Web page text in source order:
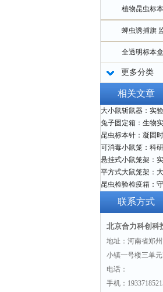
植物昆虫标
蜱虫诱捕旗
全透明标本盒
更多分类
相关文章
大小鼠斩鼠器：实
兔子固定箱：生物
昆虫标本针：凝固
可消毒小鼠笼：科
悬挂式小鼠笼架：
平方式大鼠笼架：
昆虫检验检疫箱：
联系方式
北京合力科创科
地址：河南省郑
小镇一号楼三单
电话：
手机：